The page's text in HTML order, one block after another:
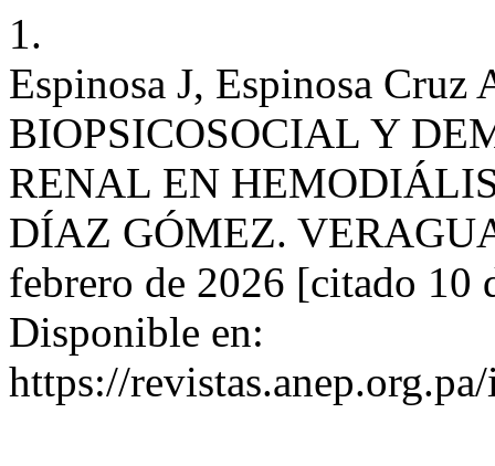
1.
Espinosa J, Espinosa
BIOPSICOSOCIAL Y
RENAL EN
DÍAZ GÓMEZ.
febrero de 2026 [citado 10
Disponible en:
https://